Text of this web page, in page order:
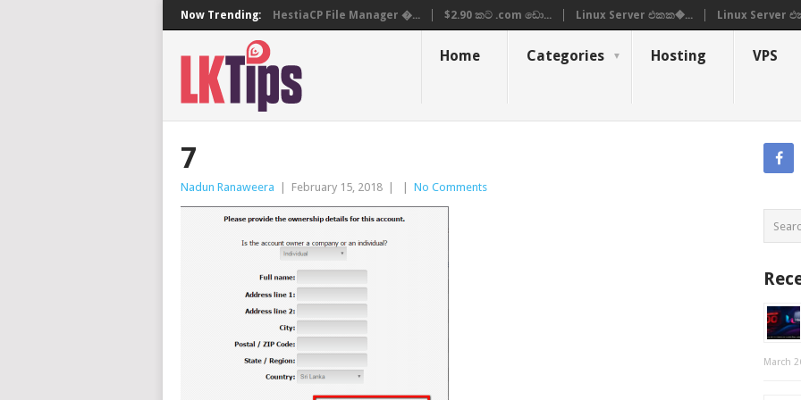
Now Trending: HestiaCP File Manager �... $2.90 කට .com ඩො... Linux Server එකක�... Linux Server
Home Categories Hosting VPS
7
Nadun Ranaweera February 15, 2018 No Comments
March